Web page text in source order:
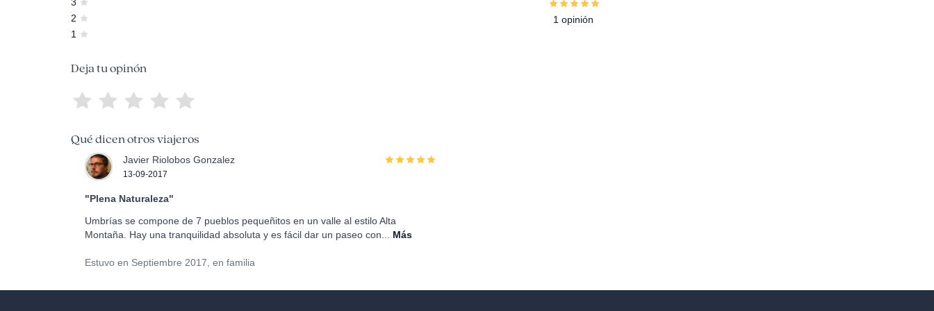
2
1
1 opinión
Deja tu opinón
Qué dicen otros viajeros
Javier Riolobos Gonzalez
13-09-2017
"Plena Naturaleza"
Umbrías se compone de 7 pueblos pequeñitos en un valle al estilo Alta
Montaña. Hay una tranquilidad absoluta y es fácil dar un paseo con...
Más
Estuvo en Septiembre 2017, en familia